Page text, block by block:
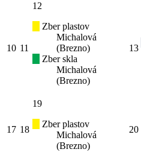
10 11
12
Zber plastov
Michalová
(Brezno)
Zber skla
Michalová
(Brezno)
13
17 18
19
Zber plastov
Michalová
(Brezno)
20